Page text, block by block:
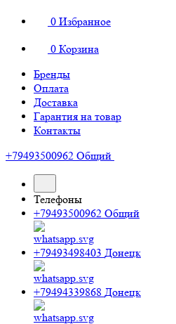
0 Избранное
0 Корзина
Бренды
Оплата
Доставка
Гарантия на товар
Контакты
+79493500962 Общий
Телефоны
+79493500962 Общий
+79493498403 Донецк
+79494339868 Донецк